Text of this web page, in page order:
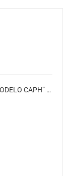
[OP-7167-W1NG] APLIQUE DE PARED LED “MODELO CAPH” ● Color base: NEGRO